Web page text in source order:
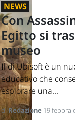
NEWS
Con
Egitto si
museo
Il di Ubisoft è un
educativo che
esplorare una...
diRedazione 19